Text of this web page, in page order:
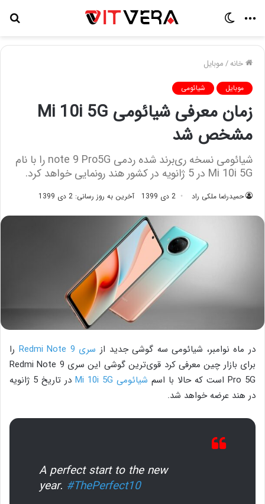
منو
خانه/موبایل
موبایل شیائومی
زمان معرفی شیائومی Mi 10i 5G
مشخص شد
شیائومی نسخه ری‌برند شده ردمی note 9 Pro5G را با نام
Mi 10i 5G در 5 ژانویه در کشور هند رونمایی خواهد کرد.
حمیدرضا ملکی راد 2 دی 1399 آخرین به روز رسانی: 2 دی 1399
در ماه نوامبر، شیائومی سه گوشی جدید از سری Redmi Note 9
را
برای بازار چین معرفی کرد قوی‌ترین گوشی این سری Redmi Note 9
Pro 5G است که حالا با اسم
شیائومی Mi 10i 5G
در تاریخ 5 ژانویه
در هند عرضه خواهد شد.
A perfect start to the new
year. #ThePerfect10